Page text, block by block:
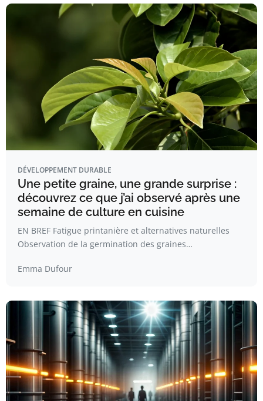
DÉVELOPPEMENT DURABLE
Une petite graine, une grande surprise :
découvrez ce que j’ai observé après une
semaine de culture en cuisine
EN BREF Fatigue printanière et alternatives naturelles
Observation de la germination des graines…
Emma Dufour